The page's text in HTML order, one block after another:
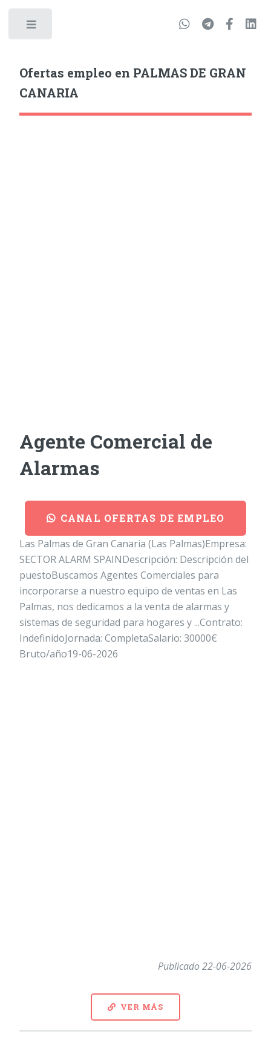
Ofertas empleo en PALMAS DE GRAN
CANARIA
Agente Comercial de
Alarmas
CANAL OFERTAS DE EMPLEO
Las Palmas de Gran Canaria (Las Palmas)Empresa:
SECTOR ALARM SPAINDescripción: Descripción del
puestoBuscamos Agentes Comerciales para
incorporarse a nuestro equipo de ventas en Las
Palmas, nos dedicamos a la venta de alarmas y
sistemas de seguridad para hogares y ...Contrato:
IndefinidoJornada: CompletaSalario: 30000€
Bruto/año19-06-2026
Publicado 22-06-2026
VER MÁS